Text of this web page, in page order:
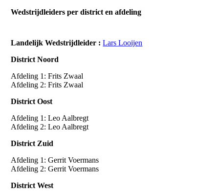
Wedstrijdleiders per district en afdeling
Landelijk Wedstrijdleider :Lars Looijen
District Noord
Afdeling 1: Frits Zwaal
Afdeling 2: Frits Zwaal
District Oost
Afdeling 1: Leo Aalbregt
Afdeling 2: Leo Aalbregt
District Zuid
Afdeling 1: Gerrit Voermans
Afdeling 2: Gerrit Voermans
District West